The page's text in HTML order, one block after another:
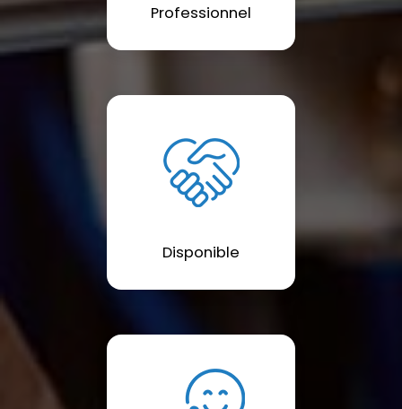
Professionnel
Disponible